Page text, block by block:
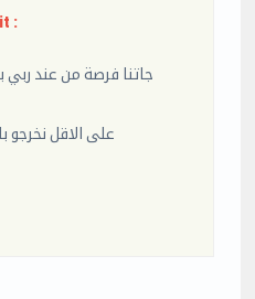
:
جاتنا فرصة من عند ربي
على الاقل نخرجو